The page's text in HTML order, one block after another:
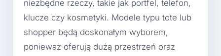
niezbędne rzeczy, takie jak portfel, telefon,
klucze czy kosmetyki. Modele typu tote lub
shopper będą doskonałym wyborem,
ponieważ oferują dużą przestrzeń oraz